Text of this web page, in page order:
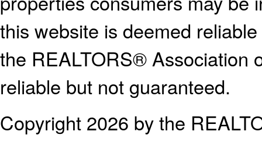
this website is deemed
the REALTORS® Association
reliable but not guaranteed.
Copyright 2026 by the